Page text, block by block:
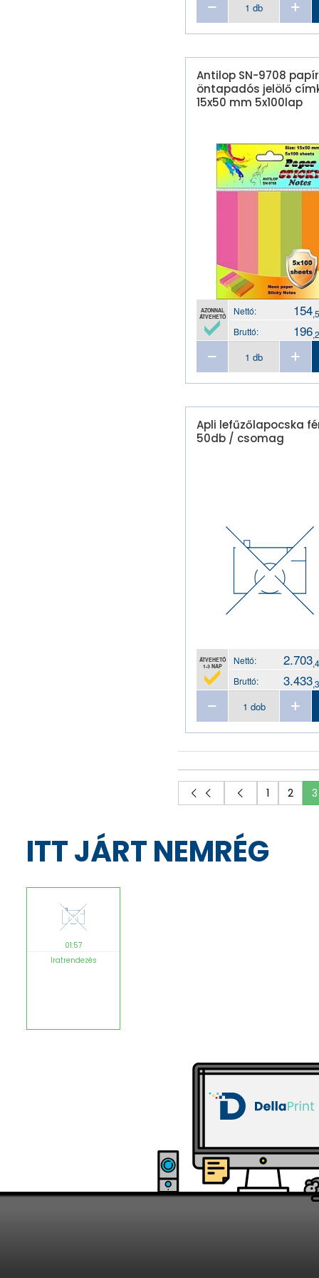
Antilop SN-9708 papír
öntapadós jelölő
15x50 mm 5x100lap
AZONNAL
ÁTVEHETŐ
Nettó: 154
Bruttó: 196
Apli lefűzőlapocska
50db / csomag
ÁTVEHETŐ
1-3 NAP
Nettó: 2.703
Bruttó: 3.433
1 2 3
ITT JÁRT NEMRÉG
01:57
Iratrendezés